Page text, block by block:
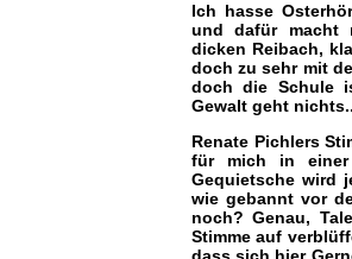
Ich hasse
und dafür macht
dicken Reibach,
doch zu sehr mit
doch die Schule
Gewalt geht
Renate Pichlers
für mich in einer
Gequietsche wird
wie gebannt vor
noch? Genau,
Stimme auf